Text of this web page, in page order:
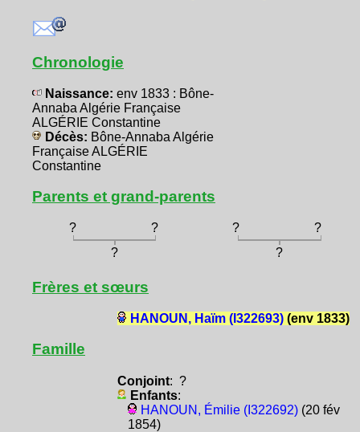
Chronologie
Naissance: env 1833 : Bône-
Annaba Algérie Française
ALGÉRIE Constantine
Décès: Bône-Annaba Algérie
Française ALGÉRIE
Constantine
Parents et grand-parents
? ? ?
?
?
?
Frères et sœurs
HANOUN, Haïm (I322693)(env 1833)
Famille
Conjoint: ?
Enfants:
HANOUN, Émilie (I322692)(20 fév
1854)